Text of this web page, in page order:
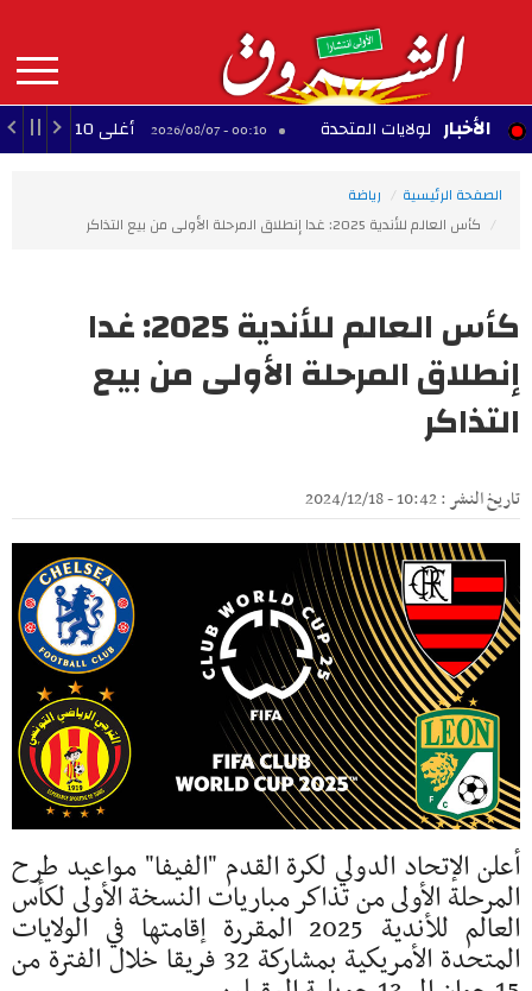
contenu
principal
MAIN
NAVIGATION الأخبار
الولايات المتحدة 00:10 - 2026/08/07 أغلى 10 لاعبين أفارقة عبر التاريخ
الصفحة الرئيسية
رياضة
كأس العالم للأندية 2025: غدا إنطلاق المرحلة الأولى من بيع التذاكر
كأس العالم للأندية 2025: غدا
إنطلاق المرحلة الأولى من بيع
التذاكر
تاريخ النشر : 10:42 - 2024/12/18
أعلن الإتحاد الدولي لكرة القدم "الفيفا" مواعيد طرح
المرحلة الأولى من تذاكر مباريات النسخة الأولى لكأس
العالم للأندية 2025 المقررة إقامتها في الولايات
المتحدة الأمريكية بمشاركة 32 فريقا خلال الفترة من